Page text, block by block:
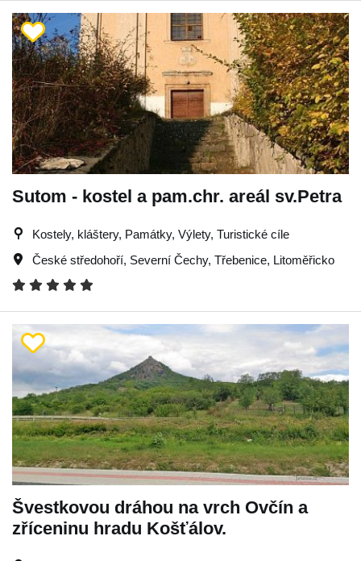
Sutom - kostel a pam.chr. areál sv.Petra
Kostely, kláštery, Památky, Výlety, Turistické cíle
České středohoří, Severní Čechy, Třebenice, Litoměřicko
Švestkovou dráhou na vrch Ovčín a
zříceninu hradu Košťálov.